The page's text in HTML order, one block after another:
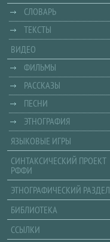
СЛОВАРЬ
ТЕКСТЫ
ВИДЕО
ФИЛЬМЫ
РАССКАЗЫ
ПЕСНИ
ЭТНОГРАФИЯ
ЯЗЫКОВЫЕ ИГРЫ
СИНТАКСИЧЕСКИЙ ПРОЕКТ
РФФИ
ЭТНОГРАФИЧЕСКИЙ РАЗДЕЛ
БИБЛИОТЕКА
ССЫЛКИ